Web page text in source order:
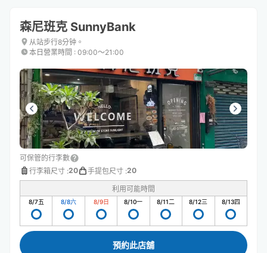
森尼班克 SunnyBank
从站步行8分钟。
本日營業時間 : 09:00〜21:00
可保管的行李數
行李箱尺寸 :20 手提包尺寸 :20
利用可能時間
8/7五 8/8六 8/9日 8/10一 8/11二 8/12三 8/13四
預約此店舖